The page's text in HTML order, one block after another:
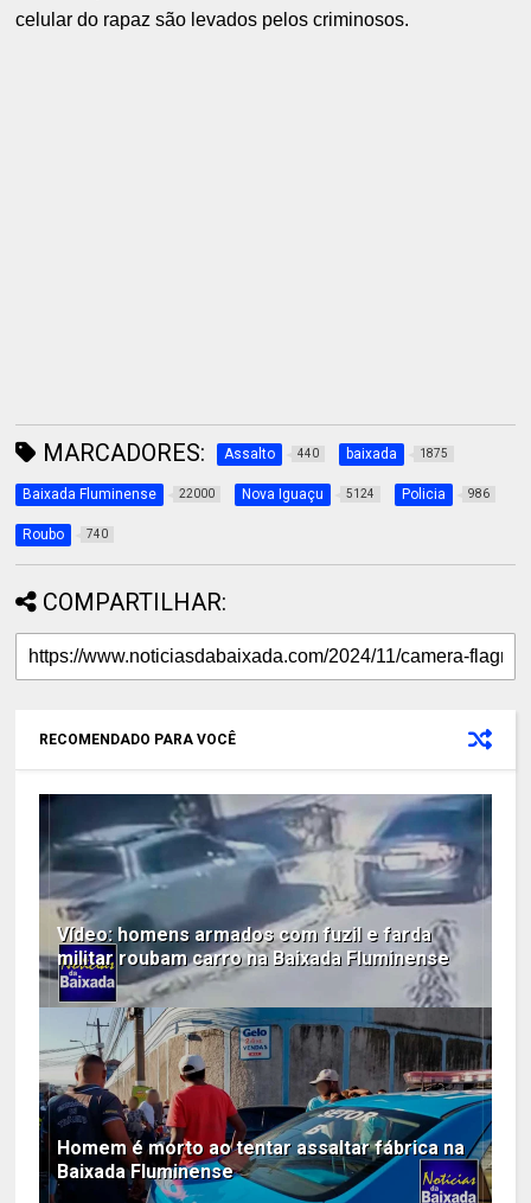
celular do rapaz são levados pelos criminosos.
MARCADORES: Assalto 440 baixada 1875
Baixada Fluminense 22000 Nova Iguaçu 5124 Policia 986
Roubo 740
COMPARTILHAR:
RECOMENDADO PARA VOCÊ
Vídeo: homens armados com fuzil e farda
militar roubam carro na Baixada Fluminense
Homem é morto ao tentar assaltar fábrica na
Baixada Fluminense